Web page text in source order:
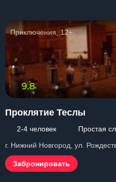
Приключения, 12+
9.8
Проклятие Теслы
2-4 человек
Простая
г. Нижний Новгород, ул.
Забронировать